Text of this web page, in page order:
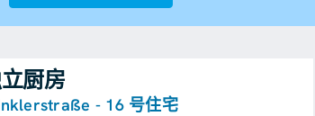
厨房
- 16 号住宅